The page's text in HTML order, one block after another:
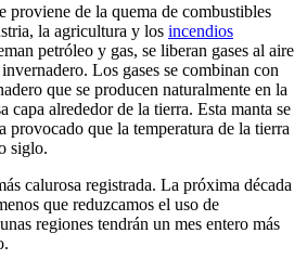
proviene de la quema de combustibles
la agricultura y los incendios
petróleo y gas, se liberan gases al aire
Los gases se combinan con
que se producen naturalmente en la
capa alrededor de la tierra. Esta manta se
provocado que la temperatura de la tierra
siglo.
calurosa registrada. La próxima década
que reduzcamos el uso de
regiones tendrán un mes entero más